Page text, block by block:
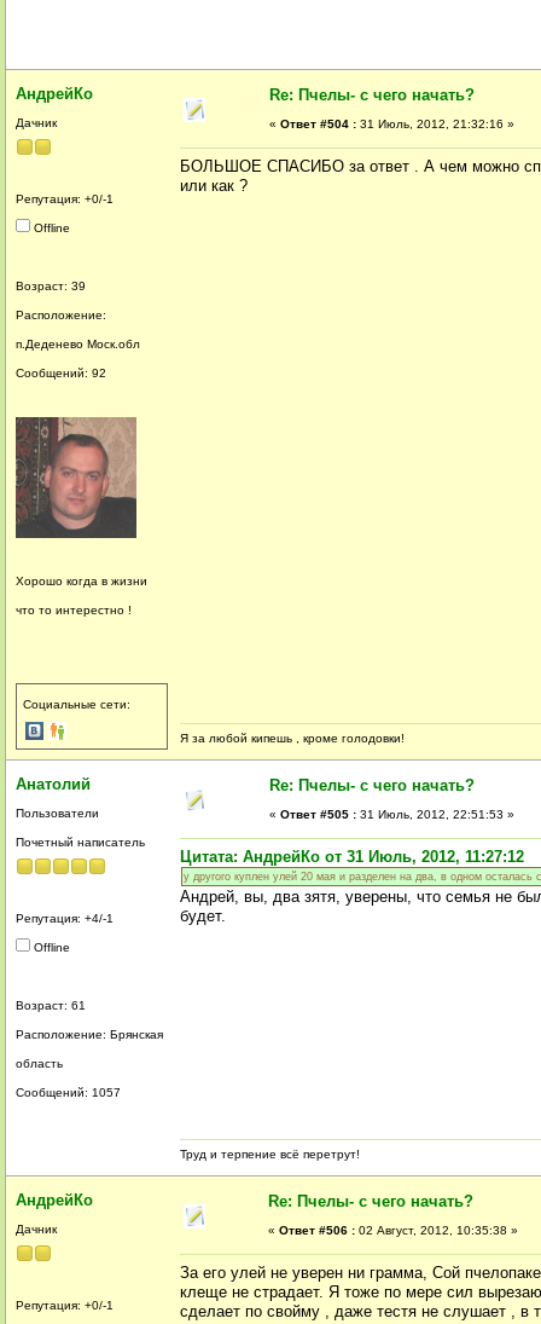
АндрейКо
Дачник
Репутация: +0/-1
Offline
Возраст: 39
Расположение:
п.Деденево Моск.обл
Сообщений: 92
Хорошо когда в жизни
что то интерестно !
Социальные сети:
Re: Пчелы- с чего начать?
« Ответ #504 : 31 Июль, 2012, 21:32:16 »
БОЛЬШОЕ СПАСИБО за ответ . А чем можно
или как ?
Я за любой кипешь , кроме голодовки!
Анатолий
Пользователи
Почетный написатель
Репутация: +4/-1
Offline
Возраст: 61
Расположение: Брянская
область
Сообщений: 1057
Re: Пчелы- с чего начать?
« Ответ #505 : 31 Июль, 2012, 22:51:53 »
Цитата: АндрейКо от 31 Июль, 2012, 11:27:12
у другого куплен улей 20 мая и разделен на два, в одном
Андрей, вы, два зятя, уверены, что семья не
будет.
Труд и терпение всё перетрут!
АндрейКо
Дачник
Репутация: +0/-1
Re: Пчелы- с чего начать?
« Ответ #506 : 02 Август, 2012, 10:35:38 »
За его улей не уверен ни грамма, Сой
клеще не страдает. Я тоже по мере сил
сделает по свойму , даже тестя не слушает , в